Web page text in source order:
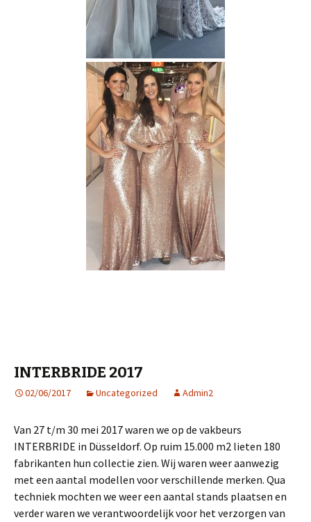
INTERBRIDE 2017
02/06/2017 Uncategorized Admin2
Van 27 t/m 30 mei 2017 waren we op de vakbeurs
INTERBRIDE in Düsseldorf. Op ruim 15.000 m2 lieten 180
fabrikanten hun collectie zien. Wij waren weer aanwezig
met een aantal modellen voor verschillende merken. Qua
techniek mochten we weer een aantal stands plaatsen en
verder waren we verantwoordelijk voor het verzorgen van